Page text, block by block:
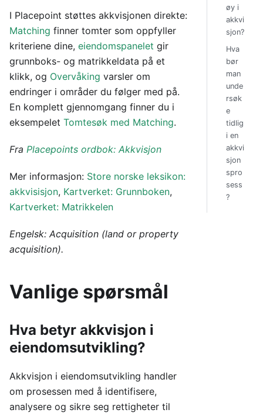
I Placepoint støttes akkvisjonen direkte:
Matching finner tomter som oppfyller
kriteriene dine, eiendomspanelet gir
grunnboks- og matrikkeldata på et
klikk, og Overvåking varsler om
endringer i områder du følger med på.
En komplett gjennomgang finner du i
eksempelet Tomtesøk med Matching.
Fra Placepoints ordbok: Akkvisjon
Mer informasjon: Store norske leksikon:
akkvisisjon, Kartverket: Grunnboken,
Kartverket: Matrikkelen
Engelsk: Acquisition (land or property
acquisition).
Vanlige spørsmål
Hva betyr akkvisjon i
eiendomsutvikling?
Akkvisjon i eiendomsutvikling handler
om prosessen med å identifisere,
analysere og sikre seg rettigheter til
øy i
akkvi
sjon?
Hva
bør
man
unde
rsøk
e
tidlig
i en
akkvi
sjon
spro
sess
?